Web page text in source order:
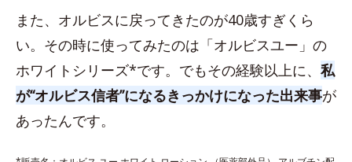
また、オルビスに戻ってきたのが40歳すぎくら
い。その時に使ってみたのは「オルビスユー」の
ホワイトシリーズ*です。でもその経験以上に、 私
が“オルビス信者”になるきっかけになった出来事が
あったんです。